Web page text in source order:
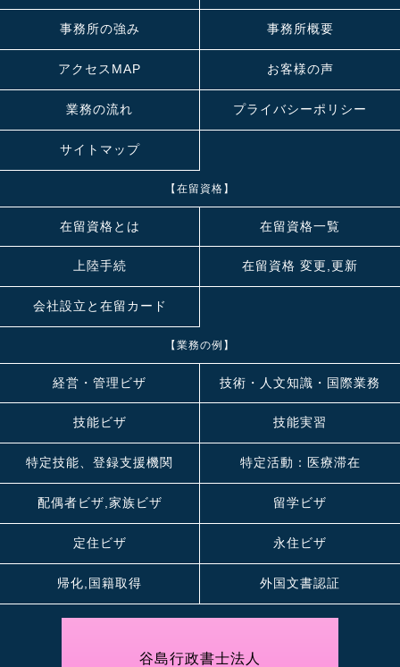
事務所の強み 事務所概要
アクセスMAP お客様の声
業務の流れ プライバシーポリシー
サイトマップ
【在留資格】
在留資格とは 在留資格一覧
上陸手続 在留資格 変更,更新
会社設立と在留カード
【業務の例】
経営・管理ビザ 技術・人文知識・国際業務
技能ビザ 技能実習
特定技能、登録支援機関 特定活動：医療滞在
配偶者ビザ,家族ビザ 留学ビザ
定住ビザ 永住ビザ
帰化,国籍取得 外国文書認証
谷島行政書士法人